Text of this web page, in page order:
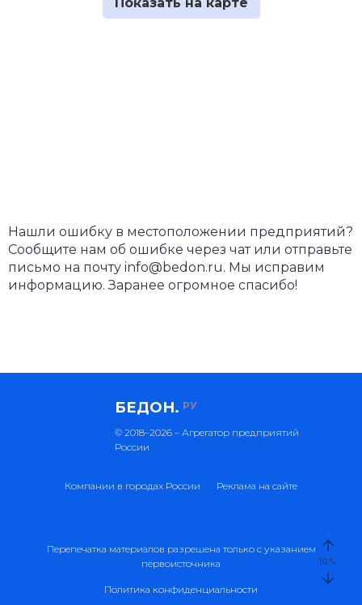
10%
Нашли ошибку в местоположении предприятий?
Сообщите нам об ошибке через чат или отправьте
письмо на почту info@bedon.ru. Мы исправим
информацию. Заранее огромное спасибо!
БЕДОН. РУ
© 2018–2026 – Агрегатор предприятий
России
Компании в городах России Реклама на сайте
Перепечатка материалов разрешена только с указанием
первоисточника
Политика конфиденциальности